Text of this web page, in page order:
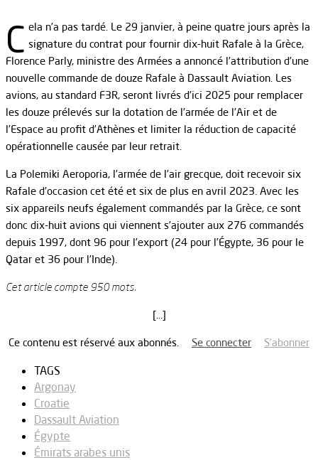
C ela n’a pas tardé. Le 29 janvier, à peine quatre jours après la
signature du contrat pour fournir dix-huit Rafale à la Grèce,
Florence Parly, ministre des Armées a annoncé l’attribution d’une
nouvelle commande de douze Rafale à Dassault Aviation. Les
avions, au standard F3R, seront livrés d’ici 2025 pour remplacer
les douze prélevés sur la dotation de l’armée de l’Air et de
l’Espace au profit d’Athènes et limiter la réduction de capacité
opérationnelle causée par leur retrait.
La Polemiki Aeroporia, l’armée de l’air grecque, doit recevoir six
Rafale d’occasion cet été et six de plus en avril 2023. Avec les
six appareils neufs également commandés par la Grèce, ce sont
donc dix-huit avions qui viennent s’ajouter aux 276 commandés
depuis 1997, dont 96 pour l’export (24 pour l’Égypte, 36 pour le
Qatar et 36 pour l’Inde).
Cet article compte 950 mots.
[…]
Ce contenu est réservé aux abonnés. Se connecter S’abonner
TAGS
Argonay
Croatie
Dassault Aviation
Égypte
Émirats arabes unis